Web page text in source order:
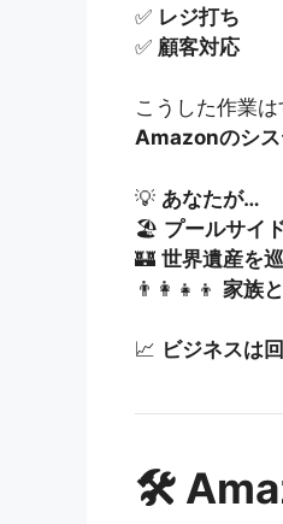
✅ レジ打ち
✅ 顧客対応
こうした作業は
Amazonのシス
💡 あなたが…
🏖 プールサイ
🏰 世界遺産を
👨‍👩‍👧‍👦 家族
📈 ビジネスは
🛠